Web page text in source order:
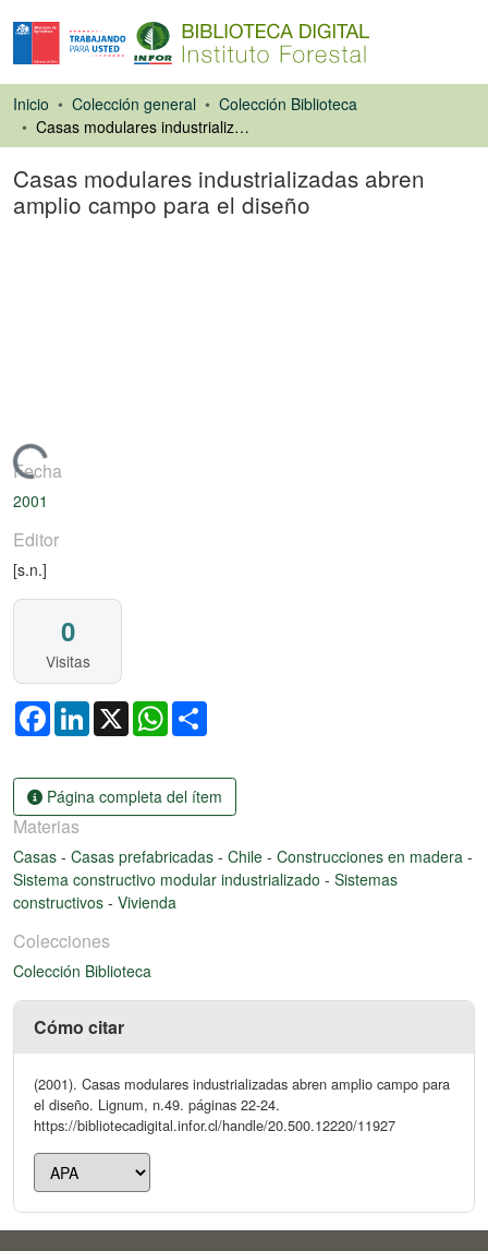
Inicio Colección general
Colección Biblioteca
Casas modulares industrializadas abren amplio campo para el diseño
Casas modulares industrializadas abren
amplio campo para el diseño
Cargando...
Fecha
2001
Editor
[s.n.]
0
Visitas
FacebookLinkedIn
X WhatsApp
Página completa del ítem
Materias
Casas - Casas prefabricadas - Chile - Construcciones en madera -
Sistema constructivo modular industrializado - Sistemas
constructivos - Vivienda
Colecciones
Colección Biblioteca
Cómo citar
(2001). Casas modulares industrializadas abren amplio campo para
el diseño. Lignum, n.49. páginas 22-24.
https://bibliotecadigital.infor.cl/handle/20.500.12220/11927